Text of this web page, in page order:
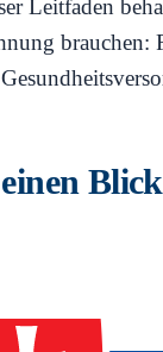
Leitfaden
brauchen:
Blick